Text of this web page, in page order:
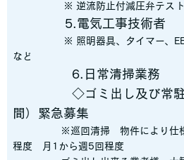
※ 逆流防止付減圧弁テストキ
5.電気工事技術者
※ 照明器具、タイマー、EEス
など
6.日常清掃業務
◇ゴミ出し及び常駐清
間）緊急募集
※巡回清掃 物件により仕様が
程度 月1から週5回程度